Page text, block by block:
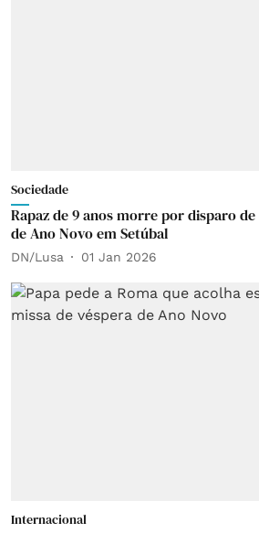
Sociedade
Rapaz de 9 anos morre por disparo
de Ano Novo em Setúbal
DN/Lusa 01 Jan 2026
Internacional